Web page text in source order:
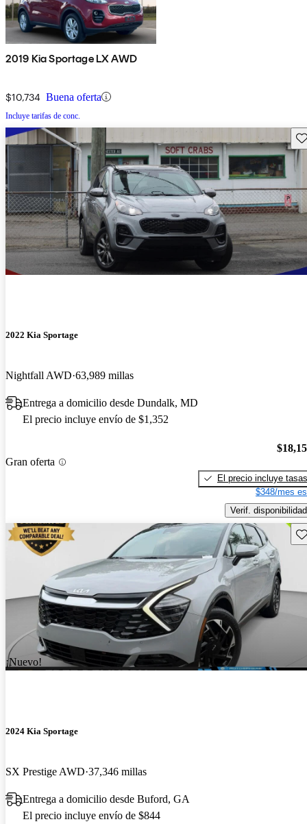
2019 Kia Sportage LX AWD
$10,734 Buena oferta
Incluye tarifas de conc.
2022 Kia Sportage
Nightfall AWD 63,989 millas
Entrega a domicilio desde Dundalk, MD
El precio incluye envío de $1,352
Gran oferta
El precio incluye tasas
$348/mes
Verif. disponibilidad
¡Nuevo!
2024 Kia Sportage
SX Prestige AWD 37,346 millas
Entrega a domicilio desde Buford, GA
El precio incluye envío de $844